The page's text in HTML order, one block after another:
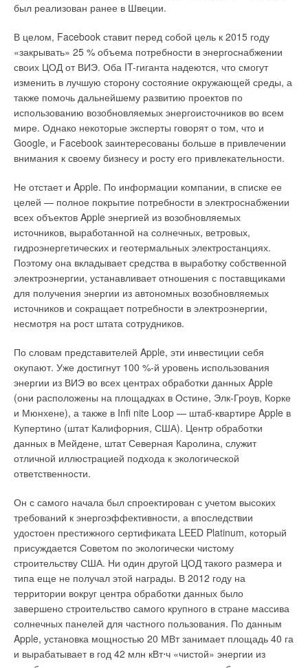
был реализован ранее в Швеции.
В целом, Facebook ставит перед собой цель к 2015 году
«закрывать» 25 % объема потребности в энергоснабжении
своих ЦОД от ВИЭ. Оба IT-гиганта надеются, что смогут
изменить в лучшую сторону состояние окружающей среды, а
также помочь дальнейшему развитию проектов по
использованию возобновляемых энергоисточников во всем
мире. Однако некоторые эксперты говорят о том, что и
Google, и Facebook заинтересованы больше в привлечении
внимания к своему бизнесу и росту его привлекательности.
Не отстает и Apple. По информации компании, в списке ее
целей — полное покрытие потребности в электроснабжении
всех объектов Apple энергией из возобновляемых
источников, выработанной на солнечных, ветровых,
гидроэнергетических и геотермальных электростанциях.
Поэтому она вкладывает средства в выработку собственной
электроэнергии, устанавливает отношения с поставщиками
для получения энергии из автономных возобновляемых
источников и сокращает потребности в электроэнергии,
несмотря на рост штата сотрудников.
По словам представителей Apple, эти инвестиции себя
окупают. Уже достигнут 100 %-й уровень использования
энергии из ВИЭ во всех центрах обработки данных Apple
(они расположены на площадках в Остине, Элк-Гроув, Корке
и Мюнхене), а также в Infi nite Loop — штаб-квартире Apple в
Купертино (штат Калифорния, США). Центр обработки
данных в Мейдене, штат Северная Каролина, служит
отличной иллюстрацией подхода к экологической
ответственности.
Он с самого начала был спроектирован с учетом высоких
требований к энергоэффективности, а впоследствии
удостоен престижного сертификата LEED Platinum, который
присуждается Советом по экологически чистому
строительству США. Ни один другой ЦОД такого размера и
типа еще не получал этой награды. В 2012 году на
территории вокруг центра обработки данных было
завершено строительство самого крупного в стране массива
солнечных панелей для частного пользования. По данным
Apple, установка мощностью 20 МВт занимает площадь 40 га
и вырабатывает в год 42 млн кВт⋅ч «чистой» энергии из